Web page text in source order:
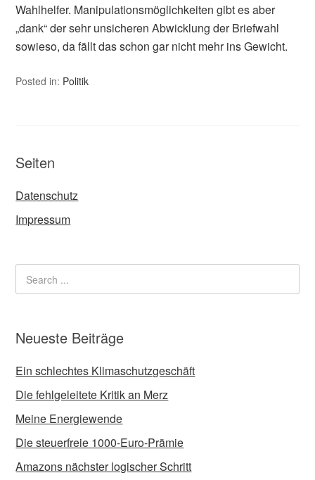
Wahlhelfer. Manipulationsmöglichkeiten gibt es aber
„dank“ der sehr unsicheren Abwicklung der Briefwahl
sowieso, da fällt das schon gar nicht mehr ins Gewicht.
Posted in: Politik
Seiten
Datenschutz
Impressum
Neueste Beiträge
Ein schlechtes Klimaschutzgeschäft
Die fehlgeleitete Kritik an Merz
Meine Energiewende
Die steuerfreie 1000-Euro-Prämie
Amazons nächster logischer Schritt